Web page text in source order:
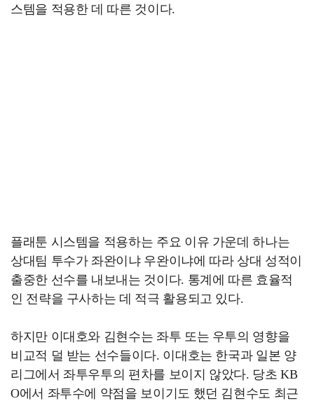
스템을 적용한 데 따른 것이다.
플래툰 시스템을 적용하는 주요 이유 가운데 하나는
상대팀 투수가 좌완이냐 우완이냐에 따라 상대 성적이
출중한 선수를 내보내는 것이다. 통계에 따른 효율적
인 전략을 구사하는 데 적극 활용되고 있다.
하지만 이대호와 김현수는 좌투 또는 우투의 영향을
비교적 덜 받는 선수들이다. 이대호는 한국과 일본 양
리그에서 좌투우투의 편차를 보이지 않았다. 당초 KB
O에서 좌투수에 약점을 보이기도 했던 김현수도 최근